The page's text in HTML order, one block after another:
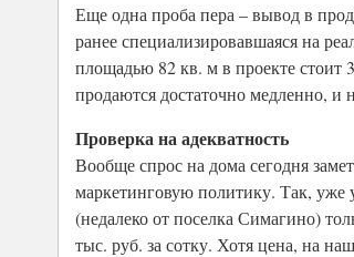
Еще одна проба пера – вывод в
ранее специализировавшаяся на
площадью 82 кв. м в проекте
продаются достаточно медленно,
Проверка на адекватность
Вообще спрос на дома сегодня
маркетинговую политику. Так, уже
(недалеко от поселка Симагино)
тыс. руб. за сотку. Хотя цена, на